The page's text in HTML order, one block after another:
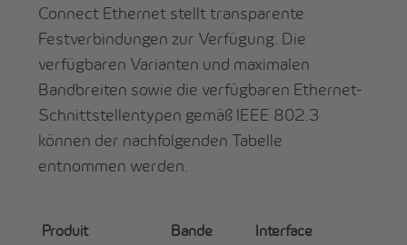
Connect Ethernet stellt transparente
Festverbindungen zur Verfügung. Die
verfügbaren Varianten und maximalen
Bandbreiten sowie die verfügbaren Ethernet-
Schnittstellentypen gemäß IEEE 802.3
können der nachfolgenden Tabelle
entnommen werden.
Produit
Bande
Interface